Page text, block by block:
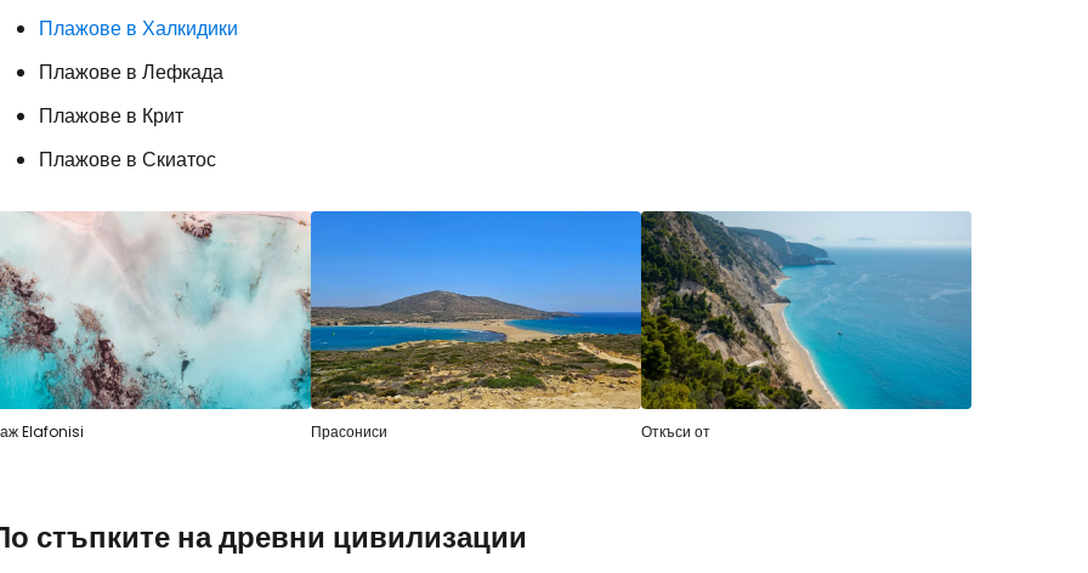
Плажове в Халкидики
Плажове в Лефкада
Плажове в Крит
Плажове в Скиатос
Elafonisi Прасониси Откъси от
стъпките на древни цивилизации